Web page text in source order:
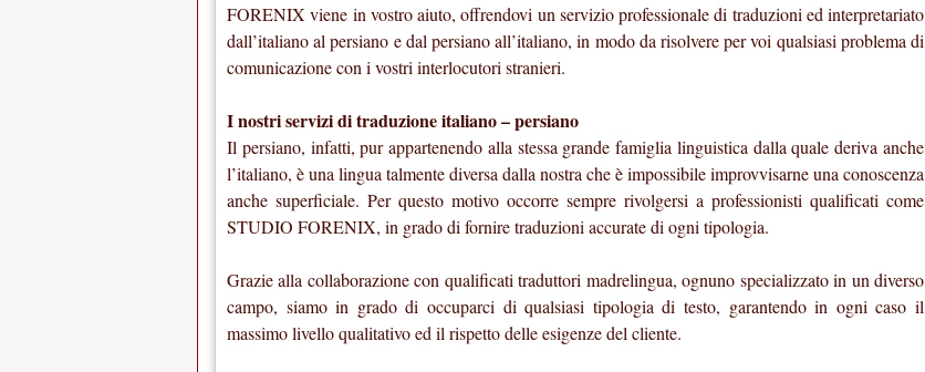
FORENIX viene in vostro aiuto, offrendovi un servizio professionale di traduzioni ed interpretariato
dall’italiano al persiano e dal persiano all’italiano, in modo da risolvere per voi qualsiasi problema di
comunicazione con i vostri interlocutori stranieri.
I nostri servizi di traduzione italiano – persiano
Il persiano, infatti, pur appartenendo alla stessa grande famiglia linguistica dalla quale deriva anche
l’italiano, è una lingua talmente diversa dalla nostra che è impossibile improvvisarne una conoscenza
anche superficiale. Per questo motivo occorre sempre rivolgersi a professionisti qualificati come
STUDIO FORENIX, in grado di fornire traduzioni accurate di ogni tipologia.
Grazie alla collaborazione con qualificati traduttori madrelingua, ognuno specializzato in un diverso
campo, siamo in grado di occuparci di qualsiasi tipologia di testo, garantendo in ogni caso il
massimo livello qualitativo ed il rispetto delle esigenze del cliente.